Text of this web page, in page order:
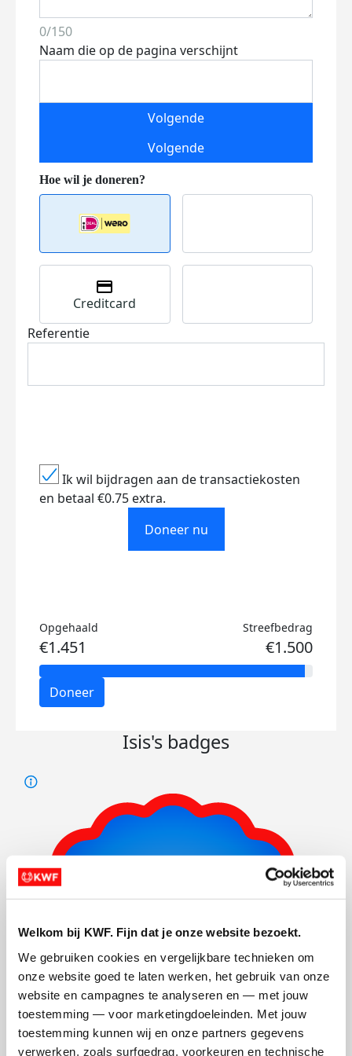
Welkom bij KWF. Fijn dat je onze website bezoekt.
We gebruiken cookies en vergelijkbare technieken om
onze website goed te laten werken, het gebruik van onze
website en campagnes te analyseren en — met jouw
toestemming — voor marketingdoeleinden. Met jouw
toestemming kunnen wij en onze partners gegevens
verwerken, zoals surfgedrag, voorkeuren en technische
0/150
Naam die op de pagina verschijnt
Volgende
Volgende
Creditcard
Referentie
Ik wil bijdragen aan de transactiekosten
en betaal €0.75 extra.
Doneer nu
Opgehaald
€1.451
Streefbedrag
€1.500
Doneer
Isis's badges